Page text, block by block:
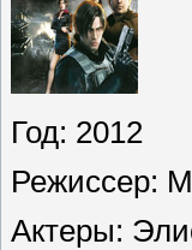
Год: 2012
Режиссер:
Актеры: